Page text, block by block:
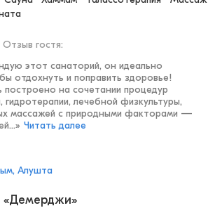
Отзыв гостя:
этот санаторий, он идеально
отдохнуть и поправить здоровье!
построено на сочетании процедур
гидротерапии, лечебной физкультуры,
массажей с природными факторами —
» Читать далее
Алушта
«Демерджи»